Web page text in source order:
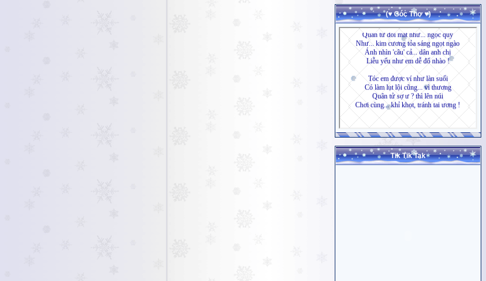
(♥ Góc Thơ ♥)
Tik Tik Tak